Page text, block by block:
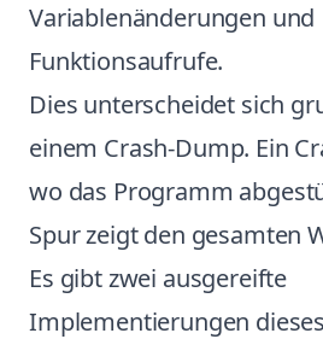
Variablenänderungen und
Funktionsaufrufe.
Dies unterscheidet sich
einem Crash-Dump. Ein
wo das Programm
Spur zeigt den gesamten
Es gibt zwei ausgereifte
Implementierungen